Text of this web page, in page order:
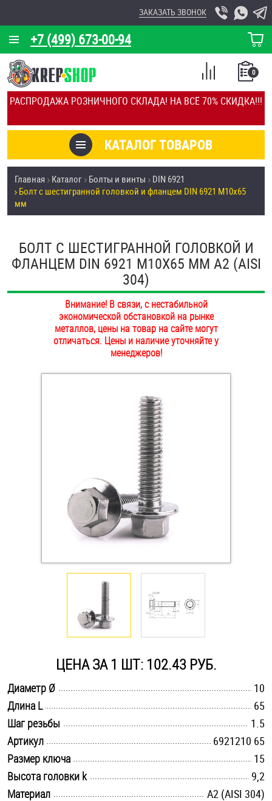
РАСПРОДАЖА РОЗНИЧНОГО СКЛАДА! НА ВСЁ 70% СКИДКА!!!
+7 (499) 673-00-94
ЗАКАЗАТЬ ЗВОНОК
КОРЗИНА
О КОМПАНИИ
КАЛЬКУЛЯТОР
ОТЗЫВЫ
УСЛУГИ
СКИДКИ
ПОКУПАТЕЛЯМ
ОПЛАТА И ДОСТАВКА
НАШИ МАГАЗИНЫ
КАТАЛОГ ТОВАРОВ
0
СПИСОК
СРАВНЕНИЕ
Товары со скидкой
Анкеры
Болты и винты
Втулки
Заклепки (Гайки-Заклепки)
Крюки, кольца с метрической резьбой
Крюки, кольца с шурупной резьбой
Оснастка и аксессуары для яхт
Саморезы и шурупы
Стопорные кольца
Такелаж
Хомуты
Шайбы
Главная Каталог Болты и винты
DIN 6921
Болт с шестигранной головкой и фланцем DIN 6921 М10х65
мм
БОЛТ С ШЕСТИГРАННОЙ ГОЛОВКОЙ И
ФЛАНЦЕМ DIN 6921 М10Х65 ММ А2 (AISI
304)
Внимание! В связи, с нестабильной
экономической обстановкой на рынке
металлов, цены на товар на сайте могут
отличаться. Цены и наличие уточняйте у
менеджеров!
ЦЕНА ЗА 1 ШТ: 102.43 РУБ.
Диаметр Ø
10
Длина L
65
Шаг резьбы
1.5
Артикул
6921210 65
Размер ключа
15
Высота головки k
9,2
Материал
А2 (AISI 304)